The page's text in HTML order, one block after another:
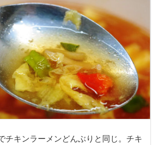
チキンラーメンどんぶりと同じ。チキ